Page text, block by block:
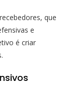
que
e
é criar